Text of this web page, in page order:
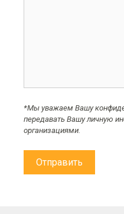
*Мы уважаем Вашу
передавать Вашу личную
организациями.